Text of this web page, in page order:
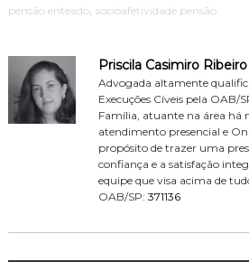
pensão enteado, socioafetividade pensão
Priscila Casimiro
Advogada altamente
Execuções Cíveis pela OAB/
Família, atuante na área há
atendimento presencial e
propósito de trazer uma
confiança e a satisfação
equipe que visa acima de
OAB/SP: 371136